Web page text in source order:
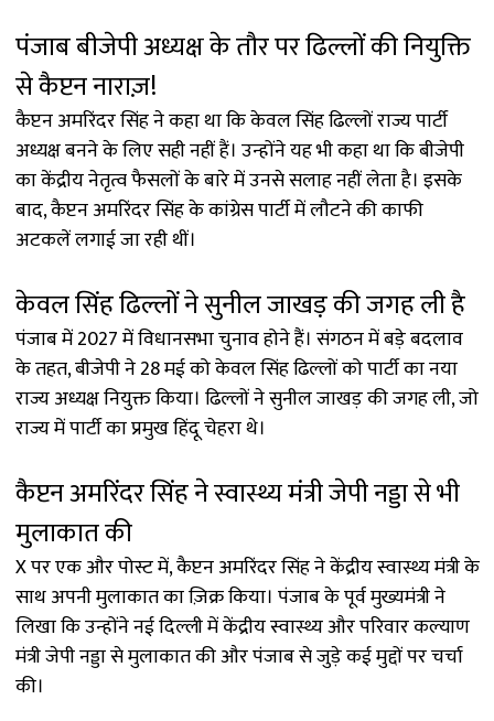
पंजाब बीजेपी अध्यक्ष के तौर पर ढिल्लों की नियुक्ति
से कैप्टन नाराज़!
कैप्टन अमरिंदर सिंह ने कहा था कि केवल सिंह ढिल्लों राज्य पार्टी
अध्यक्ष बनने के लिए सही नहीं हैं। उन्होंने यह भी कहा था कि बीजेपी
का केंद्रीय नेतृत्व फैसलों के बारे में उनसे सलाह नहीं लेता है। इसके
बाद, कैप्टन अमरिंदर सिंह के कांग्रेस पार्टी में लौटने की काफी
अटकलें लगाई जा रही थीं।
केवल सिंह ढिल्लों ने सुनील जाखड़ की जगह ली है
पंजाब में 2027 में विधानसभा चुनाव होने हैं। संगठन में बड़े बदलाव
के तहत, बीजेपी ने 28 मई को केवल सिंह ढिल्लों को पार्टी का नया
राज्य अध्यक्ष नियुक्त किया। ढिल्लों ने सुनील जाखड़ की जगह ली, जो
राज्य में पार्टी का प्रमुख हिंदू चेहरा थे।
कैप्टन अमरिंदर सिंह ने स्वास्थ्य मंत्री जेपी नड्डा से भी
मुलाकात की
X पर एक और पोस्ट में, कैप्टन अमरिंदर सिंह ने केंद्रीय स्वास्थ्य मंत्री के
साथ अपनी मुलाकात का ज़िक्र किया। पंजाब के पूर्व मुख्यमंत्री ने
लिखा कि उन्होंने नई दिल्ली में केंद्रीय स्वास्थ्य और परिवार कल्याण
मंत्री जेपी नड्डा से मुलाकात की और पंजाब से जुड़े कई मुद्दों पर चर्चा
की।